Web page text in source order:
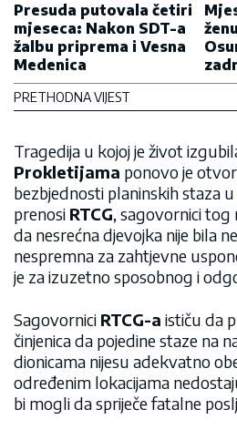
Presuda putovala četiri
mjeseca: Nakon SDT-a
žalbu priprema i Vesna
Medenica
PRETHODNA VIJEST
Tragedija u kojoj je život
Prokletijama ponovo je
bezbjednosti planinskih staza u
prenosi RTCG, sagovornici tog
da nesrećna djevojka nije bila
nespremna za zahtjevne
je za izuzetno sposobnog i
Sagovornici RTCG-a ističu da
činjenica da pojedine staze na
dionicama nijesu adekvatno
određenim lokacijama
bi mogli da spriječe fatalne